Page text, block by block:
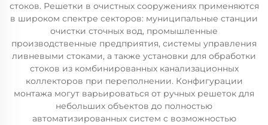
стоков. Решетки в очистных сооружениях применяются
в широком спектре секторов: муниципальные станции
очистки сточных вод, промышленные
производственные предприятия, системы управления
ливневыми стоками, а также установки для обработки
стоков из комбинированных канализационных
коллекторов при переполнении. Конфигурации
монтажа могут варьироваться от ручных решеток для
небольших объектов до полностью
автоматизированных систем с возможностью